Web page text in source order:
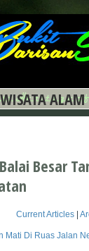
WISATA ALAM
Besar
Current Articles
Mati Di Ruas Jalan